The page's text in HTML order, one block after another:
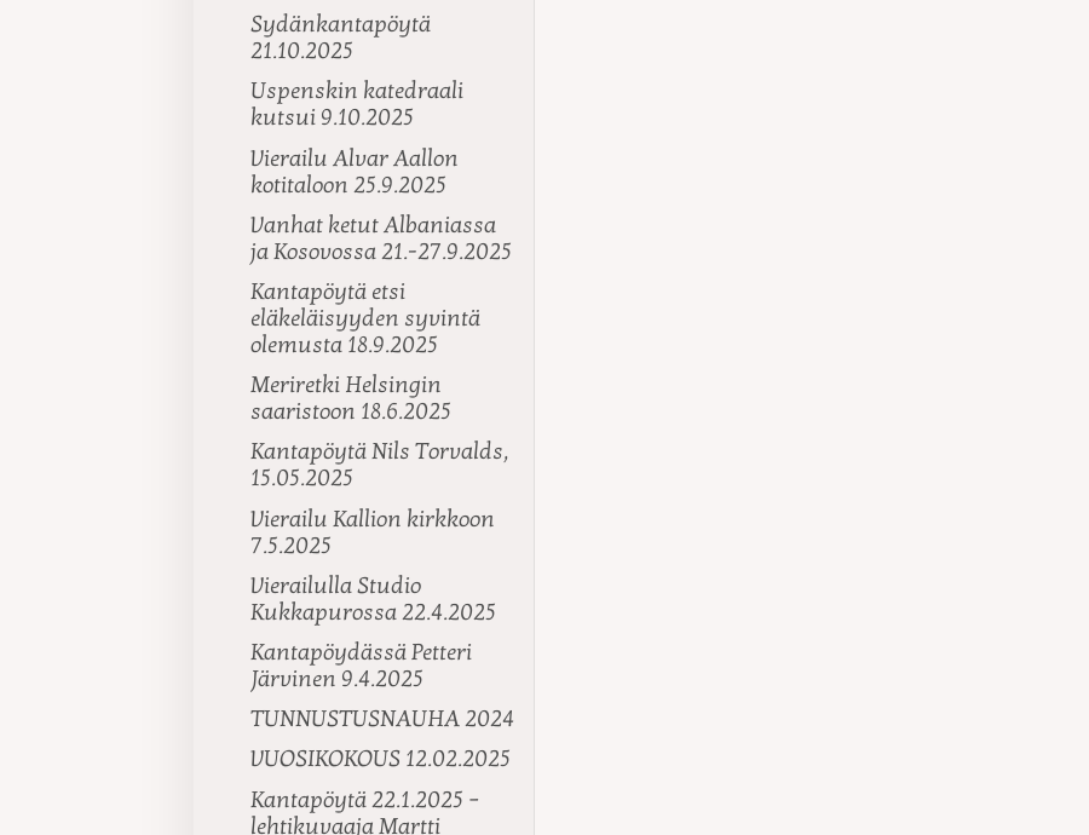
Sydänkantapöytä
21.10.2025
Uspenskin katedraali
kutsui 9.10.2025
Vierailu Alvar Aallon
kotitaloon 25.9.2025
Vanhat ketut Albaniassa
ja Kosovossa 21.-27.9.2025
Kantapöytä etsi
eläkeläisyyden syvintä
olemusta 18.9.2025
Meriretki Helsingin
saaristoon 18.6.2025
Kantapöytä Nils Torvalds,
15.05.2025
Vierailu Kallion kirkkoon
7.5.2025
Vierailulla Studio
Kukkapurossa 22.4.2025
Kantapöydässä Petteri
Järvinen 9.4.2025
TUNNUSTUSNAUHA 2024
VUOSIKOKOUS 12.02.2025
Kantapöytä 22.1.2025 –
lehtikuvaaja Martti